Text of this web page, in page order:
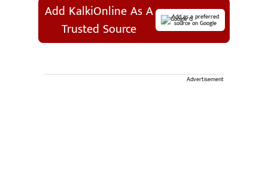
Add KalkiOnline As A
Trusted Source
Add as a preferred
source on Google
Advertisement